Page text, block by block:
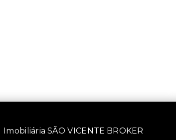
Imobiliária SÃO VICENTE BROKER